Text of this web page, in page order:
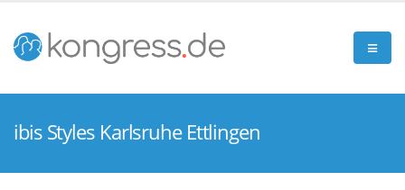
ibis Styles Karlsruhe Ettlingen